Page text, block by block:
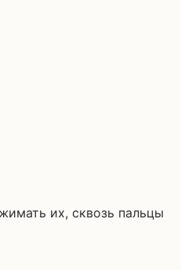
их, сквозь пальцы